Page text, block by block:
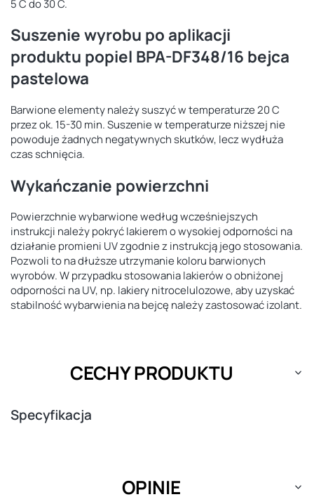
5 C do 30 C.
Suszenie wyrobu po aplikacji
produktu popiel BPA-DF348/16 bejca
pastelowa
Barwione elementy należy suszyć w temperaturze 20 C
przez ok. 15-30 min. Suszenie w temperaturze niższej nie
powoduje żadnych negatywnych skutków, lecz wydłuża
czas schnięcia.
Wykańczanie powierzchni
Powierzchnie wybarwione według wcześniejszych
instrukcji należy pokryć lakierem o wysokiej odporności na
działanie promieni UV zgodnie z instrukcją jego stosowania.
Pozwoli to na dłuższe utrzymanie koloru barwionych
wyrobów. W przypadku stosowania lakierów o obniżonej
odporności na UV, np. lakiery nitrocelulozowe, aby uzyskać
stabilność wybarwienia na bejcę należy zastosować izolant.
CECHY PRODUKTU
Specyfikacja
OPINIE